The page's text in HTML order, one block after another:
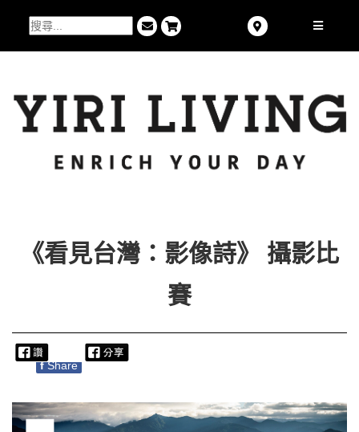
《看見台灣：影像詩》 攝影比
賽
f Share